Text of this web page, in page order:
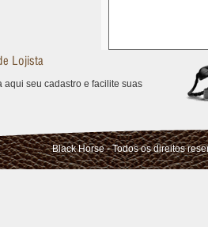
Lojista
aqui seu cadastro e facilite suas
Black Horse - Todos os direitos